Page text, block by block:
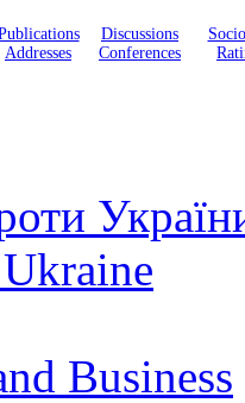
Addresses
Discussions
Conferences
Business